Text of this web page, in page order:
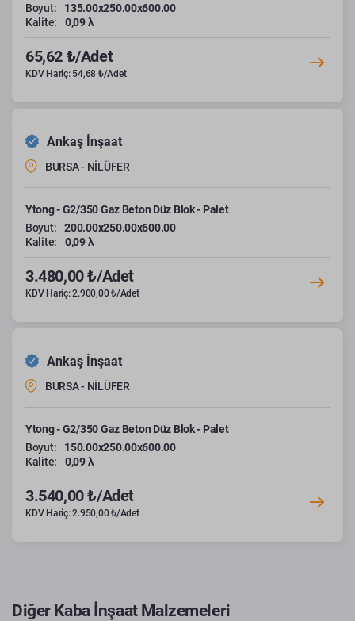
Boyut:
135.00x250.00x600.00
Kalite:
0,09 λ
65,62 ₺/Adet
KDV Hariç: 54,68 ₺/Adet
Ankaş İnşaat
BURSA - NİLÜFER
Ytong - G2/350 Gaz Beton Düz Blok - Palet
Boyut:
200.00x250.00x600.00
Kalite:
0,09 λ
3.480,00 ₺/Adet
KDV Hariç: 2.900,00 ₺/Adet
Ankaş İnşaat
BURSA - NİLÜFER
Ytong - G2/350 Gaz Beton Düz Blok - Palet
Boyut:
150.00x250.00x600.00
Kalite:
0,09 λ
3.540,00 ₺/Adet
KDV Hariç: 2.950,00 ₺/Adet
Diğer Kaba İnşaat Malzemeleri